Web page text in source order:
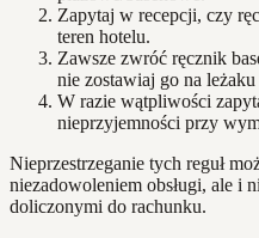
Zapytaj w recepcji, czy
teren hotelu.
Zawsze zwróć ręcznik
nie zostawiaj go na
W razie wątpliwości
nieprzyjemności przy
Nieprzestrzeganie tych reguł
niezadowoleniem obsługi, ale i
doliczonymi do rachunku.